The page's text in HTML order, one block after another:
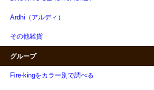
Ardhi（アルディ）
その他雑貨
グループ
Fire-kingをカラー別で調べる